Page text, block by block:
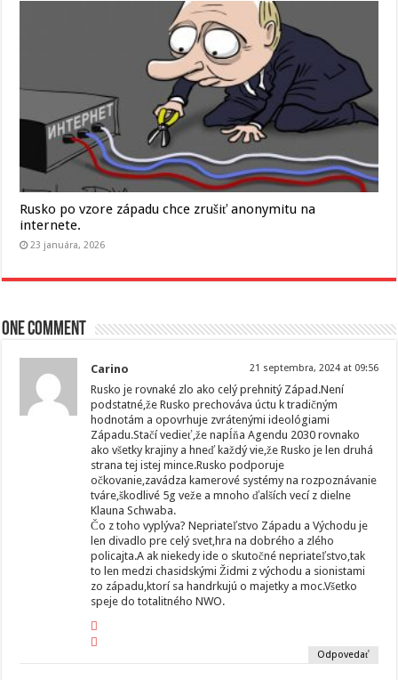
Rusko po vzore západu chce zrušiť anonymitu na
internete.
23 januára, 2026
One comment
Carino 21 septembra, 2024 at 09:56
Rusko je rovnaké zlo ako celý prehnitý Západ.Není
podstatné,že Rusko prechováva úctu k tradičným
hodnotám a opovrhuje zvrátenými ideológiami
Západu.Stačí vedieť,že napĺňa Agendu 2030 rovnako
ako všetky krajiny a hneď každý vie,že Rusko je len druhá
strana tej istej mince.Rusko podporuje
očkovanie,zavádza kamerové systémy na rozpoznávanie
tváre,škodlivé 5g veže a mnoho ďalších vecí z dielne
Klauna Schwaba.
Čo z toho vyplýva? Nepriateľstvo Západu a Východu je
len divadlo pre celý svet,hra na dobrého a zlého
policajta.A ak niekedy ide o skutočné nepriateľstvo,tak
to len medzi chasidskými Židmi z východu a sionistami
zo západu,ktorí sa handrkujú o majetky a moc.Všetko
speje do totalitného NWO.
Odpovedať